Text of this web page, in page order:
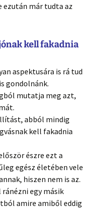
már tudta az
kell fakadnia
aspektusára is rá tud
gondolnánk.
mutatja meg azt,
abból mindig
kell fakadnia
észre ezt a
egész életében vele
hiszen nem is az.
egy másik
amire amiből eddig